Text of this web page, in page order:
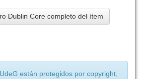
Dublin Core completo del ítem
están protegidos por copyright,